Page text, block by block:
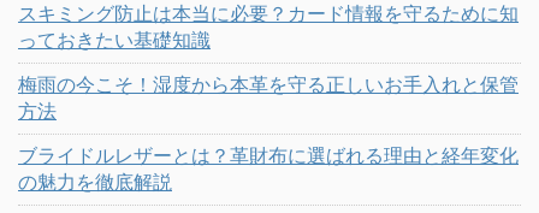
スキミング防止は本当に必要？カード情報を守るために知
っておきたい基礎知識
梅雨の今こそ！湿度から本革を守る正しいお手入れと保管
方法
ブライドルレザーとは？革財布に選ばれる理由と経年変化
の魅力を徹底解説